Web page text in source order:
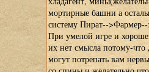
мортирные башни а
систему Пират--
При умелой игре и
их нет смысла потому-
могут потрепать вам